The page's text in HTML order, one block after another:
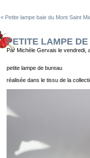
« Petite lampe baie du Mont Saint
PETITE LAMPE
Par Michèle Gervais le vendredi,
petite lampe de bureau
réalisée dans le tissu de la